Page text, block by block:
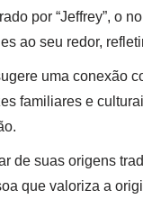
por “Jeffrey”, o
ao seu redor,
uma conexão
familiares e
de suas origens
que valoriza a